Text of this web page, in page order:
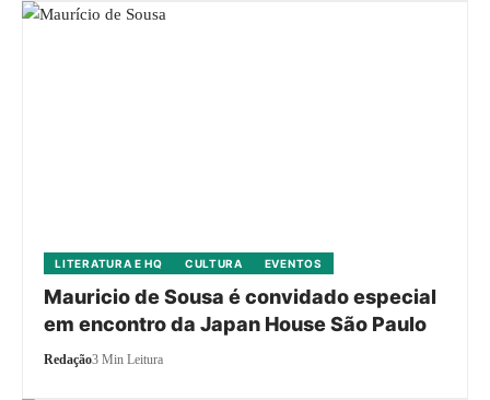
LITERATURA E HQ CULTURA EVENTOS
Mauricio de Sousa é convidado especial
em encontro da Japan House São Paulo
Redação3 Min Leitura